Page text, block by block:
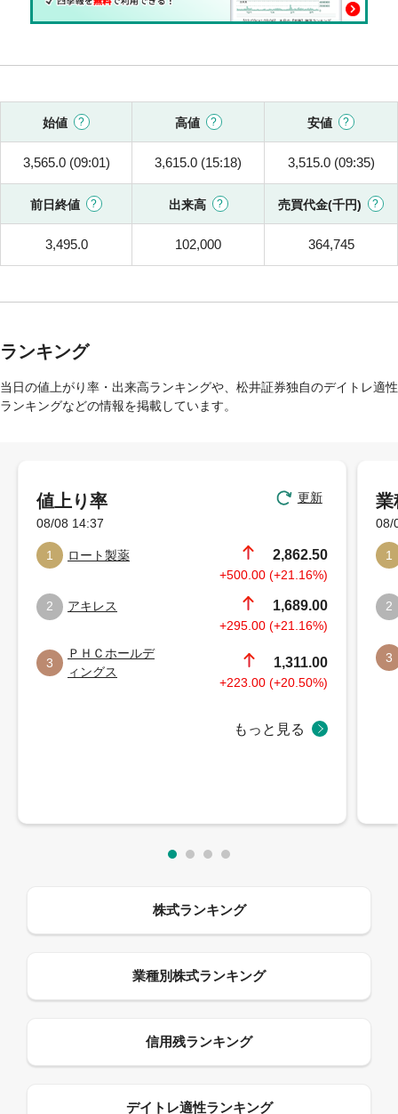
始値 高値 安値
3,565.0 (09:01) 3,615.0 (15:18) 3,515.0 (09:35)
前日終値 出来高 売買代金(千円)
3,495.0 102,000 364,745
ランキング
当日の値上がり率・出来高ランキングや、松井証券独自のデイトレ適性
ランキングなどの情報を掲載しています。